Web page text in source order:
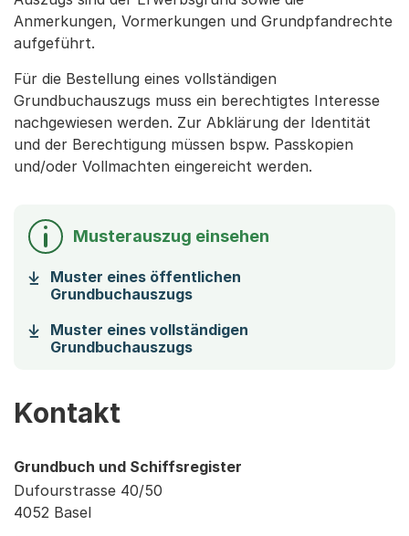
Anmerkungen, Vormerkungen und Grundpfandrechte
aufgeführt.
Für die Bestellung eines vollständigen
Grundbuchauszugs muss ein berechtigtes Interesse
nachgewiesen werden. Zur Abklärung der Identität
und der Berechtigung müssen bspw. Passkopien
und/oder Vollmachten eingereicht werden.
Musterauszug einsehen
Muster eines öffentlichen
Grundbuchauszugs(Startet einen Download)
Muster eines vollständigen
Grundbuchauszugs(Startet einen Download)
Kontakt
Grundbuch und Schiffsregister
Dufourstrasse 40/50
4052 Basel